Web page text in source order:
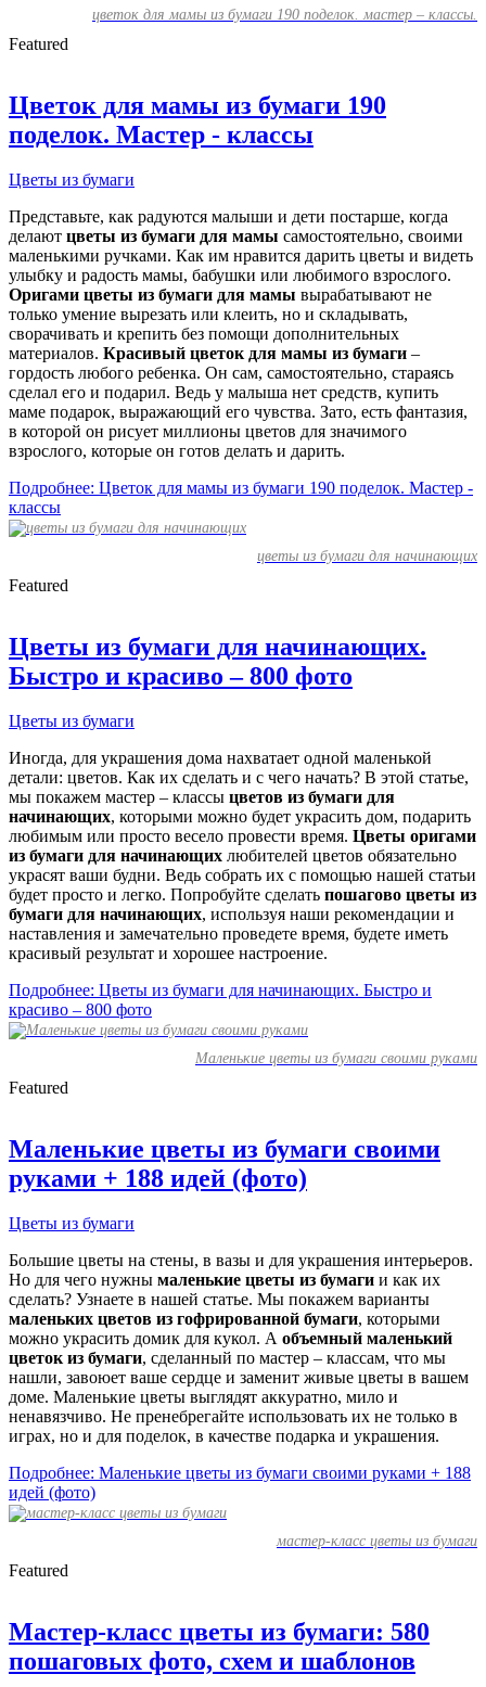
цветок для мамы из бумаги 190 поделок. мастер – классы.
Featured
Цветок для мамы из бумаги 190
поделок. Мастер - классы
Цветы из бумаги
Представьте, как радуются малыши и дети постарше, когда
делают цветы из бумаги для мамы самостоятельно, своими
маленькими ручками. Как им нравится дарить цветы и видеть
улыбку и радость мамы, бабушки или любимого взрослого.
Оригами цветы из бумаги для мамы вырабатывают не
только умение вырезать или клеить, но и складывать,
сворачивать и крепить без помощи дополнительных
материалов. Красивый цветок для мамы из бумаги –
гордость любого ребенка. Он сам, самостоятельно, стараясь
сделал его и подарил. Ведь у малыша нет средств, купить
маме подарок, выражающий его чувства. Зато, есть фантазия,
в которой он рисует миллионы цветов для значимого
взрослого, которые он готов делать и дарить.
Подробнее: Цветок для мамы из бумаги 190 поделок. Мастер -
классы
цветы из бумаги для начинающих
Featured
Цветы из бумаги для начинающих.
Быстро и красиво – 800 фото
Цветы из бумаги
Иногда, для украшения дома нахватает одной маленькой
детали: цветов. Как их сделать и с чего начать? В этой статье,
мы покажем мастер – классы цветов из бумаги для
начинающих, которыми можно будет украсить дом, подарить
любимым или просто весело провести время. Цветы оригами
из бумаги для начинающих любителей цветов обязательно
украсят ваши будни. Ведь собрать их с помощью нашей статьи
будет просто и легко. Попробуйте сделать пошагово цветы из
бумаги для начинающих, используя наши рекомендации и
наставления и замечательно проведете время, будете иметь
красивый результат и хорошее настроение.
Подробнее: Цветы из бумаги для начинающих. Быстро и
красиво – 800 фото
Маленькие цветы из бумаги своими руками
Featured
Маленькие цветы из бумаги своими
руками + 188 идей (фото)
Цветы из бумаги
Большие цветы на стены, в вазы и для украшения интерьеров.
Но для чего нужны маленькие цветы из бумаги и как их
сделать? Узнаете в нашей статье. Мы покажем варианты
маленьких цветов из гофрированной бумаги, которыми
можно украсить домик для кукол. А объемный маленький
цветок из бумаги, сделанный по мастер – классам, что мы
нашли, завоюет ваше сердце и заменит живые цветы в вашем
доме. Маленькие цветы выглядят аккуратно, мило и
ненавязчиво. Не пренебрегайте использовать их не только в
играх, но и для поделок, в качестве подарка и украшения.
Подробнее: Маленькие цветы из бумаги своими руками + 188
идей (фото)
мастер-класс цветы из бумаги
Featured
Мастер-класс цветы из бумаги: 580
пошаговых фото, схем и шаблонов